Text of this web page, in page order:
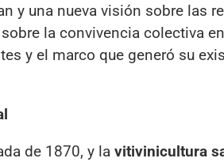
y una nueva visión sobre las
la convivencia colectiva
y el marco que generó su
de 1870, y la vitivinicultura